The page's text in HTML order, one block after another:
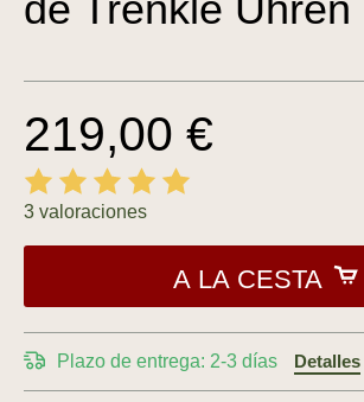
219,00 €
3 valoraciones
A LA CESTA
Plazo de entrega: 2-3 días Detalles